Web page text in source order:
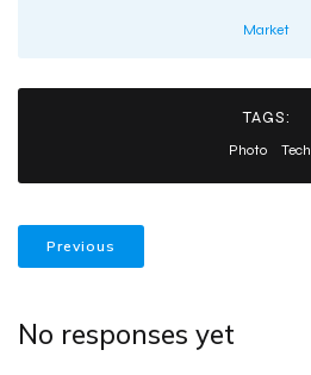
Market
TAGS:
Photo Tech
Previous
No responses yet